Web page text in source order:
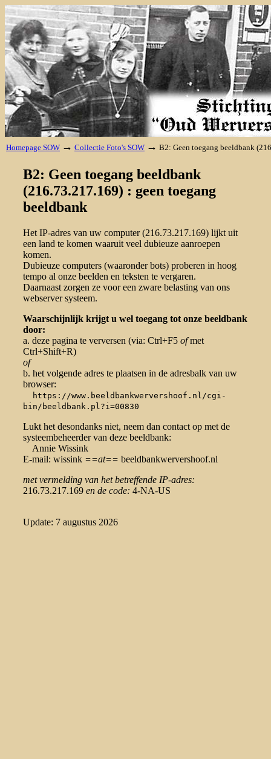
Homepage SOW → Collectie Foto's SOW → B2: Geen toegang beeldbank
B2: Geen toegang beeldbank
(216.73.217.169) : geen toegang
beeldbank
Het IP-adres van uw computer (216.73.217.169) lijkt uit
een land te komen waaruit veel dubieuze aanroepen
komen.
Dubieuze computers (waaronder bots) proberen in hoog
tempo al onze beelden en teksten te vergaren.
Daarnaast zorgen ze voor een zware belasting van ons
webserver systeem.
Waarschijnlijk krijgt u wel toegang tot onze beeldbank
door:
a. deze pagina te verversen (via: Ctrl+F5 ofmet
Ctrl+Shift+R)
of
b. het volgende adres te plaatsen in de adresbalk van uw
browser:
https://www.beeldbankwervershoof.nl/cgi-
bin/beeldbank.pl?i=00830
Lukt het desondanks niet, neem dan contact op met de
systeembeheerder van deze beeldbank:
Annie Wissink
E-mail: wissink ==at== beeldbankwervershoof.nl
met vermelding van het betreffende IP-adres:
216.73.217.169 en de code: 4-NA-US
Update: 7 augustus 2026